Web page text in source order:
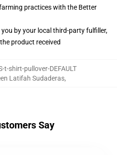
practices with the Better
by your local third-party fulfiller,
product received
t-shirt-pullover-DEFAULT
Latifah Sudaderas,
Say